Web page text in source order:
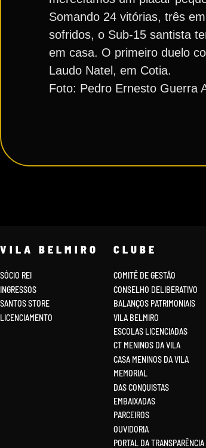
Somando 24 vitórias, três
sofridos, o Sub-15 santista
em casa. O primeiro duelo
Laudo Natel, em Cotia.
Foto: Pedro Ernesto Guerra
VILA BELMIRO
SÓCIO REI
INGRESSOS
SANTOS STORE
LICENCIAMENTO
CLUBE
COMITÊ DE GESTÃO
CONSELHO DELIBERATIVO
BALANÇOS PATRIMONIAIS
VILA BELMIRO
ESCOLAS LICENCIADAS
CT MENINOS DA VILA
CASA MENINOS DA VILA
MEMORIAL
DAS CONQUISTAS
EMBAIXADAS
PARCEIROS
OUVIDORIA
PORTAL DA TRANSPARÊNCIA